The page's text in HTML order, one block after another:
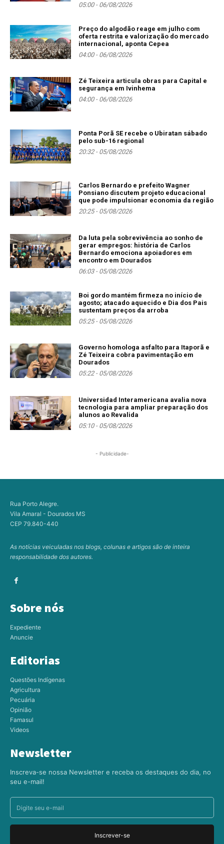
05:00 - 06/08/2026
Preço do algodão reage em julho com
oferta restrita e valorização do mercado
internacional, aponta Cepea
04:00 - 06/08/2026
Zé Teixeira articula obras para Capital e
segurança em Ivinhema
04:00 - 06/08/2026
Ponta Porã SE recebe o Ubiratan sábado
pelo sub-16 regional
20:32 - 05/08/2026
Carlos Bernardo e prefeito Wagner
Ponsiano discutem projeto educacional
que pode impulsionar economia da região
20:25 - 05/08/2026
Da luta pela sobrevivência ao sonho de
gerar empregos: história de Carlos
Bernardo emociona apoiadores em
encontro em Dourados
06:03 - 05/08/2026
Boi gordo mantém firmeza no início de
agosto; atacado aquecido e Dia dos Pais
sustentam preços da arroba
05:25 - 05/08/2026
Governo homologa asfalto para Itaporã e
Zé Teixeira cobra pavimentação em
Dourados
05:22 - 05/08/2026
Universidad Interamericana avalia nova
tecnologia para ampliar preparação dos
alunos ao Revalida
05:10 - 05/08/2026
- Publicidade-
Rua Porto Alegre.
Vila Amaral - Dourados MS
CEP 79.840-440
As notícias veiculadas nos blogs, colunas e artigos são de inteira
responsabilidade dos autores.
Sobre nós
Expediente
Anuncie
Editorias
Questões Indígenas
Agricultura
Pecuária
Opinião
Famasul
Videos
Newsletter
Inscreva-se nossa Newsletter e receba os destaques do dia, no
seu e-mail!
Inscrever-se